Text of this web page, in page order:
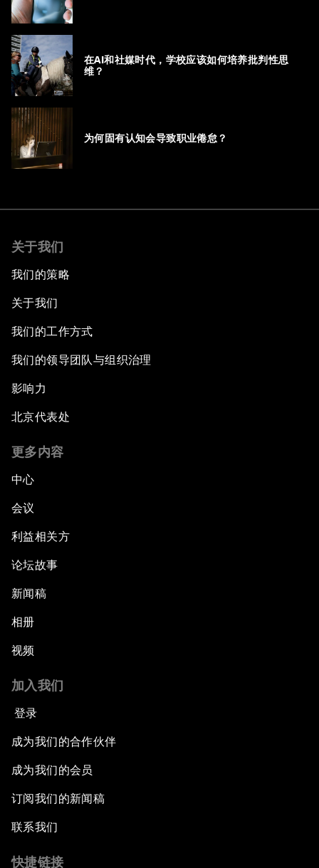
在AI和社媒时代，学校应该如何培养批判性思
维？
为何固有认知会导致职业倦怠？
关于我们
我们的策略
关于我们
我们的工作方式
我们的领导团队与组织治理
影响力
北京代表处
更多内容
中心
会议
利益相关方
论坛故事
新闻稿
相册
视频
加入我们
登录
成为我们的合作伙伴
成为我们的会员
订阅我们的新闻稿
联系我们
快捷链接